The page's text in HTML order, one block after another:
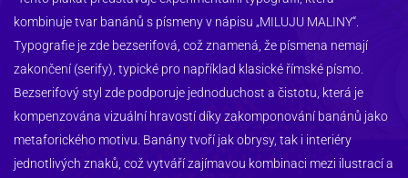
kombinuje tvar banánů s písmeny v nápisu „MILUJU MALINY“.
Typografie je zde bezserifová, což znamená, že písmena nemají
zakončení (serify), typické pro například klasické římské písmo.
Bezserifový styl zde podporuje jednoduchost a čistotu, která je
kompenzována vizuální hravostí díky zakomponování banánů jako
metaforického motivu. Banány tvoří jak obrysy, tak i interiéry
jednotlivých znaků, což vytváří zajímavou kombinaci mezi ilustrací a